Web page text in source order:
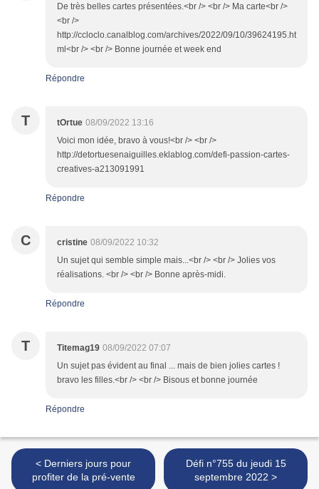
De très belles cartes présentées.<br /> <br /> Ma carte<br />
<br />
http://ccloclo.canalblog.com/archives/2022/09/10/39624195.ht
ml<br /> <br /> Bonne journée et week end
Répondre
T tOrtue 08/09/2022 13:16
Voici mon idée, bravo à vous!<br /> <br />
http://detortuesenaiguilles.eklablog.com/defi-passion-cartes-
creatives-a213091991
Répondre
C cristine 08/09/2022 10:32
Un sujet qui semble simple mais...<br /> <br /> Jolies vos
réalisations. <br /> <br /> Bonne après-midi.
Répondre
T Titemag19 08/09/2022 07:07
Un sujet pas évident au final ... mais de bien jolies cartes !
bravo les filles.<br /> <br /> Bisous et bonne journée
Répondre
< Derniers jours pour
profiter de la pré-vente
Défi n°755 du jeudi 15
septembre 2022 >